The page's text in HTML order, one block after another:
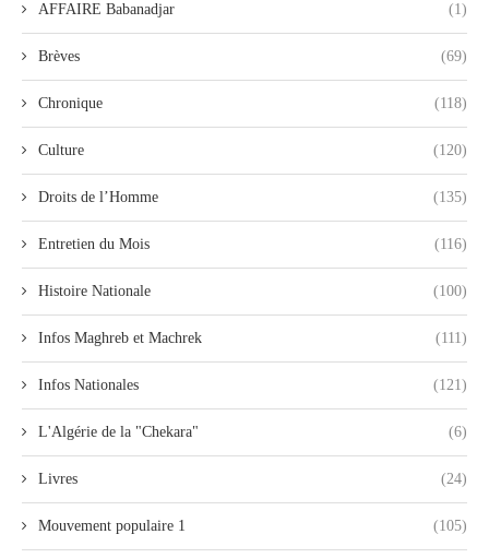
AFFAIRE Babanadjar (1)
Brèves (69)
Chronique (118)
Culture (120)
Droits de l’Homme (135)
Entretien du Mois (116)
Histoire Nationale (100)
Infos Maghreb et Machrek (111)
Infos Nationales (121)
L'Algérie de la "Chekara" (6)
Livres (24)
Mouvement populaire 1 (105)